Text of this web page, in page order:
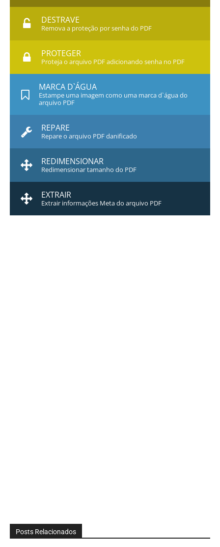
DESTRAVE
Remova a proteção por senha do PDF
PROTEGER
Proteja o arquivo PDF adicionando senha no PDF
MARCA D`ÁGUA
Estampe uma imagem como uma marca d`água do
arquivo PDF
REPARE
Repare o arquivo PDF danificado
REDIMENSIONAR
Redimensionar tamanho do PDF
EXTRAIR
Extrair informações Meta do arquivo PDF
Posts Relacionados